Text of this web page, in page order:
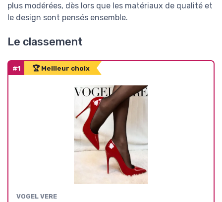
plus modérées, dès lors que les matériaux de qualité et
le design sont pensés ensemble.
Le classement
#1 🏆 Meilleur choix
VOGEL VERE